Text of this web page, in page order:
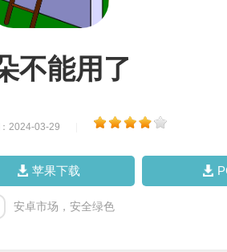
不能用了
2024-03-29
苹果下载
安卓市场，安全绿色